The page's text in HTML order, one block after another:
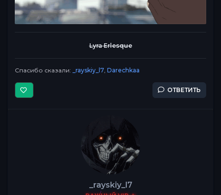
Lyra Erlesque
Спасибо сказали: _rayskiy_l7, Darechkaa
ОТВЕТИТЬ
_rayskiy_l7